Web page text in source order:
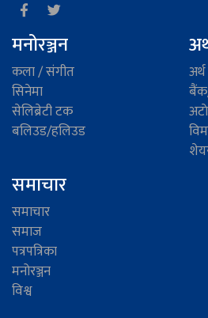
मनोरञ्जन
कला / संगीत
सिनेमा
सेलिब्रेटी टक
बलिउड/हलिउड
समाचार
समाचार
समाज
पत्रपत्रिका
मनोरञ्जन
विश्व